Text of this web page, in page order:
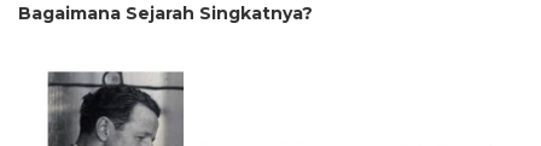
Bagaimana Sejarah Singkatnya?